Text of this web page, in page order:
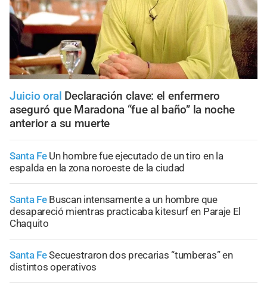
Juicio oral Declaración clave: el enfermero
aseguró que Maradona “fue al baño” la noche
anterior a su muerte
Santa Fe Un hombre fue ejecutado de un tiro en la
espalda en la zona noroeste de la ciudad
Santa Fe Buscan intensamente a un hombre que
desapareció mientras practicaba kitesurf en Paraje El
Chaquito
Santa FeSecuestraron dos precarias “tumberas” en
distintos operativos